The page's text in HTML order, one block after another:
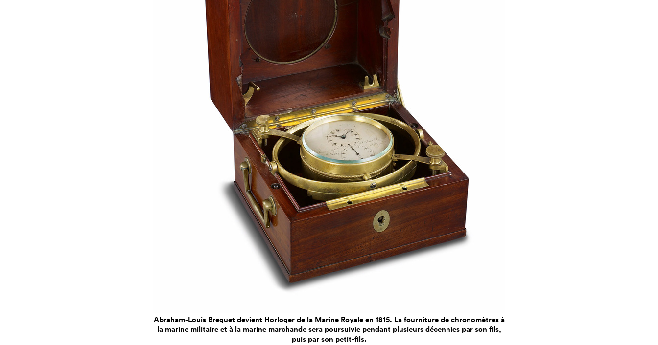
Abraham-Louis Breguet devient Horloger de la Marine Royale en 1815. La fourniture de chronomètres à
la marine militaire et à la marine marchande sera poursuivie pendant plusieurs décennies par son fils,
puis par son petit-fils.